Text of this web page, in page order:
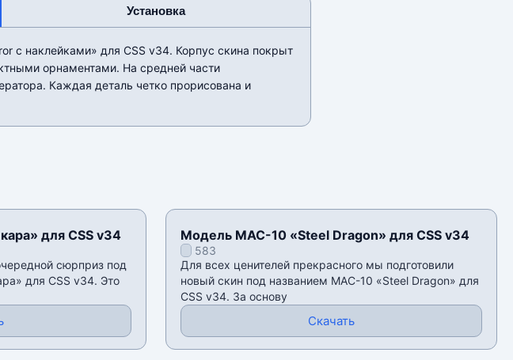
Установка
с наклейками» для CSS v34. Корпус скина покрыт
орнаментами. На средней части
Каждая деталь четко прорисована и
для CSS v34
сюрприз под
для CSS v34. Это
Модель MAC-10 «Steel Dragon» для CSS v34
583
Для всех ценителей прекрасного мы подготовили
новый скин под названием MAC-10 «Steel Dragon» для
CSS v34. За основу
Скачать